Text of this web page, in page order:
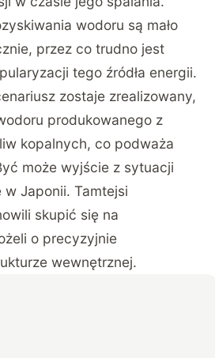
wodoru są mało
przez co trudno jest
tego źródła energii.
zostaje zrealizowany,
produkowanego z
kopalnych, co podważa
może wyjście z sytuacji
w Japonii. Tamtejsi
skupić się na
o precyzyjnie
wewnętrznej.